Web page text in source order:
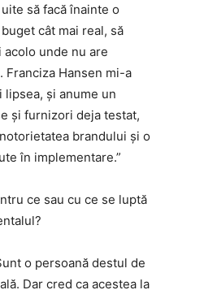
să facă înainte o
cât mai real, să
unde nu are
Franciza Hansen mi-a
și anume un
și furnizori deja testat,
brandului și o
în implementare.”
ce sau cu ce se luptă
o persoană destul de
Dar cred ca acestea la